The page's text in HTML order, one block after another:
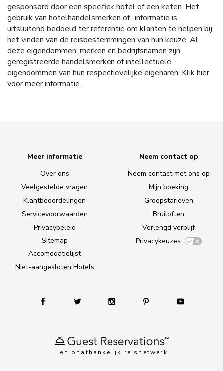
gesponsord door een specifiek hotel of een keten. Het
gebruik van hotelhandelsmerken of -informatie is
uitsluitend bedoeld ter referentie om klanten te helpen bij
het vinden van de reisbestemmingen van hun keuze. Al
deze eigendommen, merken en bedrijfsnamen zijn
geregistreerde handelsmerken of intellectuele
eigendommen van hun respectievelijke eigenaren. Klik hier
voor meer informatie.
Een onafhankelijk reisnetwerk
Meer informatie
Over ons
Veelgestelde vragen
Klantbeoordelingen
Servicevoorwaarden
Privacybeleid
Sitemap
Accomodatielijst
Niet-aangesloten Hotels
Neem contact op
Neem contact met ons op
Mijn boeking
Groepstarieven
Bruiloften
Verlengd verblijf
Privacykeuzes